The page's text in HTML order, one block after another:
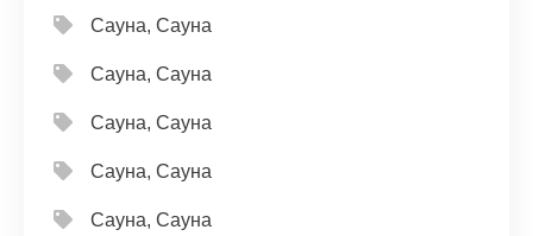
Сауна, Сауна
Сауна, Сауна
Сауна, Сауна
Сауна, Сауна
Сауна, Сауна